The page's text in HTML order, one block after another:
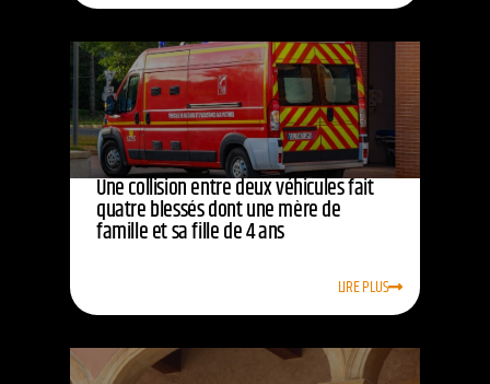
Une collision entre deux véhicules fait
quatre blessés dont une mère de
famille et sa fille de 4 ans
LIRE PLUS